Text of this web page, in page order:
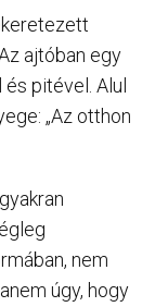
ajtóban egy
és pitével. Alul
„Az otthon
nem
úgy, hogy